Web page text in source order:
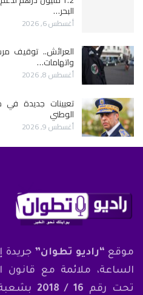
البحر…
أغسطس 6, 2026
العرائش.. توقيف
واتهامات…
أغسطس 8, 2026
تعيينات جديدة في
الوطني
أغسطس 9, 2026
موقع “راديو تطوان” جريدة
الساعة، ملائمة مع
تحت رقم 16 / 2018
بشعبة